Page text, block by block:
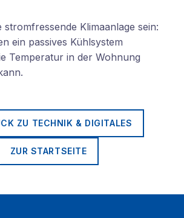
stromfressende Klimaanlage sein:
ein passives Kühlsystem
Temperatur in der Wohnung
ZU TECHNIK & DIGITALES
ZUR STARTSEITE